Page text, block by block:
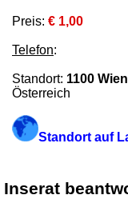
Preis: € 1,00
Telefon:
Standort: 1100
Österreich
Standort auf
Inserat